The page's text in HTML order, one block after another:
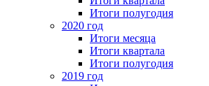
Итоги полугодия
2020 год
Итоги месяца
Итоги квартала
Итоги полугодия
2019 год